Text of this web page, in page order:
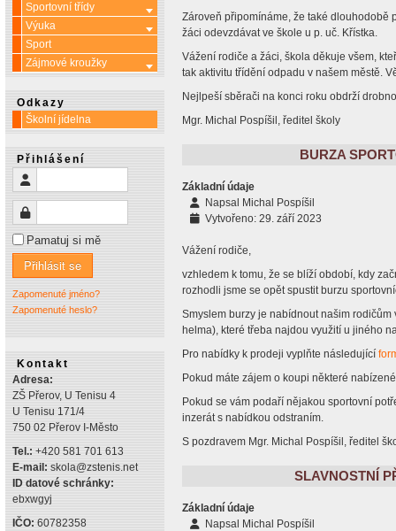
Sportovní třídy
Více o: Sportovní třídy
Výuka Více o: Výuka
Sport
Zájmové kroužky
Více o: Zájmové kroužky
Odkazy
Školní jídelna
Přihlášení
Heslo
Pamatuj si mě
Přihlásit se
Zapomenuté jméno?
Zapomenuté heslo?
Kontakt
Adresa:
ZŠ Přerov, U Tenisu 4
U Tenisu 171/4
750 02 Přerov I-Město
Tel.: +420 581 701 613
E-mail: skola@zstenis.net
ID datové schránky:
ebxwgyj
IČO: 60782358
Zároveň připomínáme, že také dlouhodobě
žáci odevzdávat ve škole u p. uč. Křístka.
Vážení rodiče a žáci, škola děkuje všem,
tak aktivitu třídění odpadu v našem městě.
Nejlpeší sběrači na konci roku obdrží
Mgr. Michal Pospíšil, ředitel školy
BURZA
Základní údaje
Napsal Michal Pospíšil
Vytvořeno: 29. září 2023
Vážení rodiče,
vzhledem k tomu, že se blíží období, kdy
rozhodli jsme se opět spustit burzu
Smyslem burzy je nabídnout našim
helma), které třeba najdou využití u jiného
Pro nabídky k prodeji vyplňte následující
Pokud máte zájem o koupi některé
Pokud se vám podaří nějakou sportovní
inzerát s nabídkou odstraním.
S pozdravem Mgr. Michal Pospíšil, ředitel
SLAVNOSTNÍ
Základní údaje
Napsal Michal Pospíšil